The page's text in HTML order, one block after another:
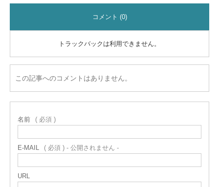
コメント (0)
トラックバックは利用できません。
この記事へのコメントはありません。
名前 ( 必須 )
E-MAIL ( 必須 ) - 公開されません -
URL